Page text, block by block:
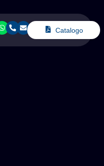
Catalogo